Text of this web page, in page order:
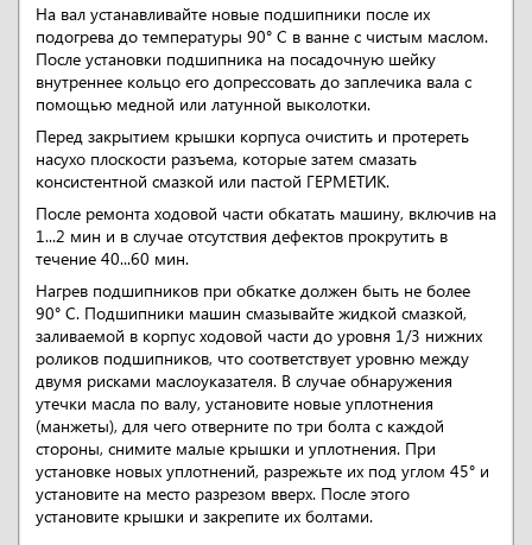
На вал устанавливайте новые подшипники после их
подогрева до температуры 90° С в ванне с чистым маслом.
После установки подшипника на посадочную шейку
внутреннее кольцо его допрессовать до заплечика вала с
помощью медной или латунной выколотки.
Перед закрытием крышки корпуса очистить и протереть
насухо плоскости разъема, которые затем смазать
консистентной смазкой или пастой ГЕРМЕТИК.
После ремонта ходовой части обкатать машину, включив на
1...2 мин и в случае отсутствия дефектов прокрутить в
течение 40...60 мин.
Нагрев подшипников при обкатке должен быть не более
90° С. Подшипники машин смазывайте жидкой смазкой,
заливаемой в корпус ходовой части до уровня 1/3 нижних
роликов подшипников, что соответствует уровню между
двумя рисками маслоуказателя. В случае обнаружения
утечки масла по валу, установите новые уплотнения
(манжеты), для чего отверните по три болта с каждой
стороны, снимите малые крышки и уплотнения. При
установке новых уплотнений, разрежьте их под углом 45° и
установите на место разрезом вверх. После этого
установите крышки и закрепите их болтами.